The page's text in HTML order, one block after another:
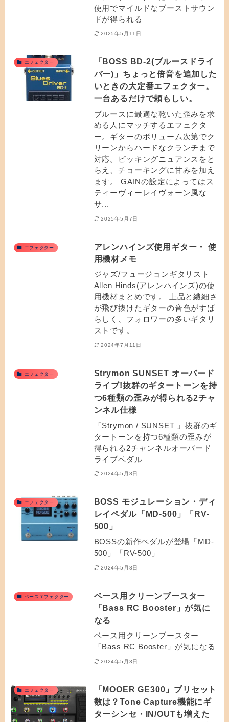
使用でマイルドなブーストサウン
ドが得られる
2025年5月11日
エフェクター
「BOSS BD-2(ブルースドライ
バー)」ちょっと倍音を追加した
いときの大定番エフェクター。
一台あるだけで頼もしい。
ブルースに最適な乾いた歪みを求
める人にマッチするエフェクタ
ー。ギターのボリューム次第でク
リーンからハードなクランチまで
対応。ピッキングニュアンスをと
らえ、チョーキングに甘みを加え
ます。 GAINの設定によってはス
ティーヴィーレイヴォーン風な
サ...
2025年5月7日
エフェクター
アレンハインズ使用ギター・ 使
用機材メモ
ジャズ/フュージョンギタリスト
Allen Hinds(アレンハインズ)の使
用機材まとめです。 上品と繊細さ
が飛び抜けたギターの音色がすば
らしく、フォロワーの多いギタリ
ストです。
2024年7月11日
エフェクター
Strymon SUNSET オーバード
ライブ!抜群のギタートーンを持
つ6種類の歪みが得られる2チャ
ンネル仕様
「Strymon / SUNSET 」抜群のギ
タートーンを持つ6種類の歪みが
得られる2チャンネルオーバード
ライブペダル
2024年5月8日
エフェクター
BOSS モジュレーション・ディ
レイペダル「MD-500」「RV-
500」
BOSSの新作ペダルが登場「MD-
500」「RV-500」
2024年5月8日
ベースエフェクター
ベース用クリーンブースター
「Bass RC Booster」が気に
なる
ベース用クリーンブースター
「Bass RC Booster」が気になる
2024年5月3日
エフェクター
「MOOER GE300」プリセット
数は？Tone Capture機能にギ
ターシンセ・IN/OUTも増えた